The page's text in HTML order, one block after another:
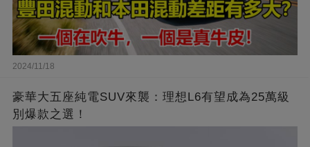
2024/11/18
豪華大五座純電SUV來襲：理想L6有望成為25萬級
別爆款之選！